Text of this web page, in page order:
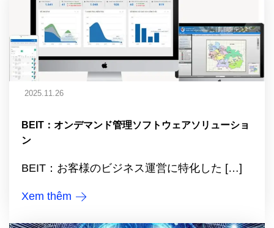
2025.11.26
BEIT：オンデマンド管理ソフトウェアソリューショ
ン
BEIT：お客様のビジネス運営に特化した […]
Xem thêm